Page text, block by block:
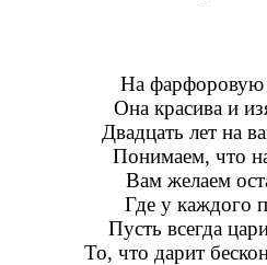
На фарфоровую
Она красива и
Двадцать лет на
Понимаем, что
Вам желаем
Где у каждого
Пусть всегда
То, что дарит